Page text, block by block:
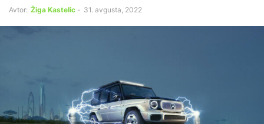
Avtor: Žiga Kastelic - 31. avgusta, 2022